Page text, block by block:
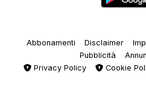
Abbonamenti Disclaimer
Pubblicità
Privacy Policy
Cookie